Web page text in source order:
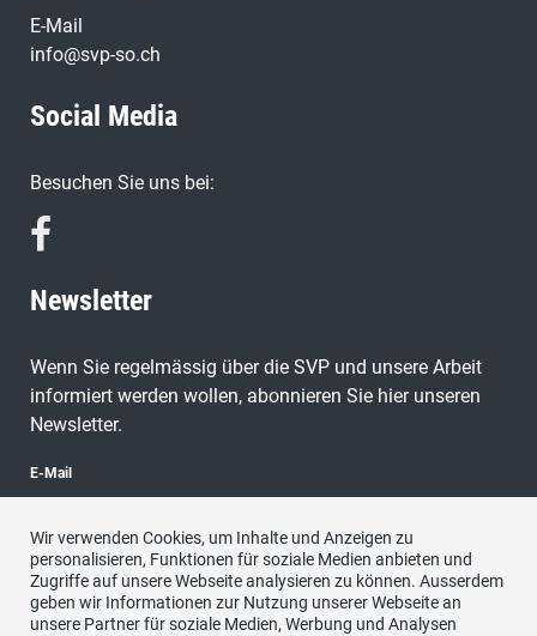
E-Mail
info@svp-so.ch
Social Media
Besuchen Sie uns bei:
Newsletter
Wenn Sie regelmässig über die SVP und unsere Arbeit
informiert werden wollen, abonnieren Sie hier unseren
Newsletter.
E-Mail
abonnieren
Wir verwenden Cookies, um Inhalte und Anzeigen zu
personalisieren, Funktionen für soziale Medien anbieten und
Zugriffe auf unsere Webseite analysieren zu können. Ausserdem
geben wir Informationen zur Nutzung unserer Webseite an
unsere Partner für soziale Medien, Werbung und Analysen